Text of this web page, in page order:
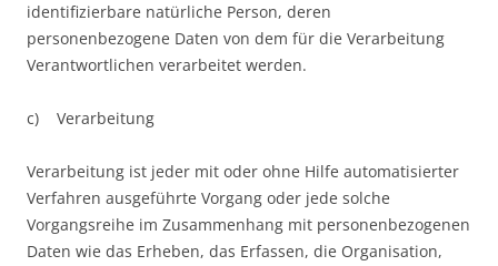
identifizierbare natürliche Person, deren
personenbezogene Daten von dem für die Verarbeitung
Verantwortlichen verarbeitet werden.
c) Verarbeitung
Verarbeitung ist jeder mit oder ohne Hilfe automatisierter
Verfahren ausgeführte Vorgang oder jede solche
Vorgangsreihe im Zusammenhang mit personenbezogenen
Daten wie das Erheben, das Erfassen, die Organisation,